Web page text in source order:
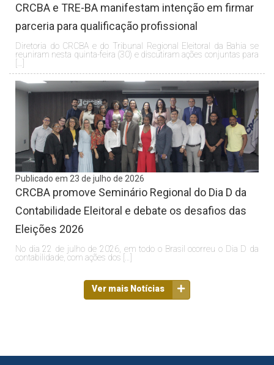
CRCBA e TRE-BA manifestam intenção em firmar
parceria para qualificação profissional
Diretoria do CRCBA e do Tribunal Regional Eleitoral da Bahia se
reuniram nesta quinta-feira (30) e discutiram ações conjuntas para
[…]
Publicado em 23 de julho de 2026
CRCBA promove Seminário Regional do Dia D da
Contabilidade Eleitoral e debate os desafios das
Eleições 2026
No dia 22 de julho de 2026, em todo o Brasil ocorreu o Dia D da
contabilidade, com ações dos […]
Ver mais Notícias